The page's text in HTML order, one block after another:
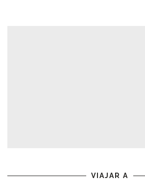
VIAJAR A